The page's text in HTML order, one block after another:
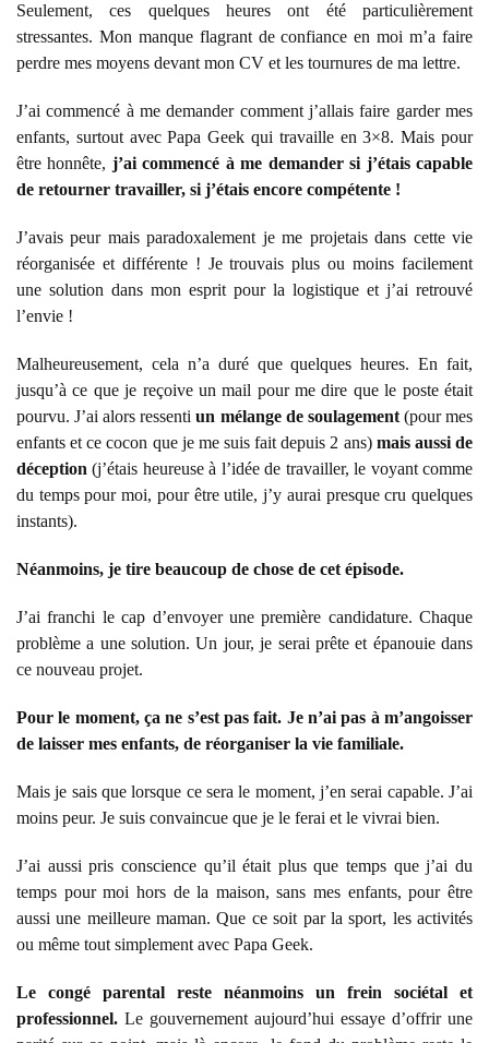
Seulement, ces quelques heures ont été particulièrement
stressantes. Mon manque flagrant de confiance en moi m’a faire
perdre mes moyens devant mon CV et les tournures de ma lettre.
J’ai commencé à me demander comment j’allais faire garder mes
enfants, surtout avec Papa Geek qui travaille en 3×8. Mais pour
être honnête, j’ai commencé à me demander si j’étais capable
de retourner travailler, si j’étais encore compétente !
J’avais peur mais paradoxalement je me projetais dans cette vie
réorganisée et différente ! Je trouvais plus ou moins facilement
une solution dans mon esprit pour la logistique et j’ai retrouvé
l’envie !
Malheureusement, cela n’a duré que quelques heures. En fait,
jusqu’à ce que je reçoive un mail pour me dire que le poste était
pourvu. J’ai alors ressentiun mélange de soulagement(pour mes
enfants et ce cocon que je me suis fait depuis 2 ans) mais aussi de
déception (j’étais heureuse à l’idée de travailler, le voyant comme
du temps pour moi, pour être utile, j’y aurai presque cru quelques
instants).
Néanmoins, je tire beaucoup de chose de cet épisode.
J’ai franchi le cap d’envoyer une première candidature. Chaque
problème a une solution. Un jour, je serai prête et épanouie dans
ce nouveau projet.
Pour le moment, ça ne s’est pas fait. Je n’ai pas à m’angoisser
de laisser mes enfants, de réorganiser la vie familiale.
Mais je sais que lorsque ce sera le moment, j’en serai capable. J’ai
moins peur. Je suis convaincue que je le ferai et le vivrai bien.
J’ai aussi pris conscience qu’il était plus que temps que j’ai du
temps pour moi hors de la maison, sans mes enfants, pour être
aussi une meilleure maman. Que ce soit par la sport, les activités
ou même tout simplement avec Papa Geek.
Le congé parental reste néanmoins un frein sociétal et
professionnel. Le gouvernement aujourd’hui essaye d’offrir une